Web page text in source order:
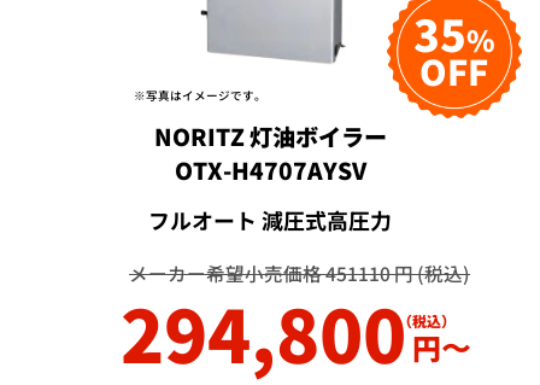
※写真はイメージです。
35%
OFF
NORITZ 灯油ボイラー
OTX-H4707AYSV
フルオート 減圧式高圧力
メーカー希望小売価格 451110 円 (税込)
294,800円〜